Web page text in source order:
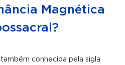
Magnética
conhecida pela sigla